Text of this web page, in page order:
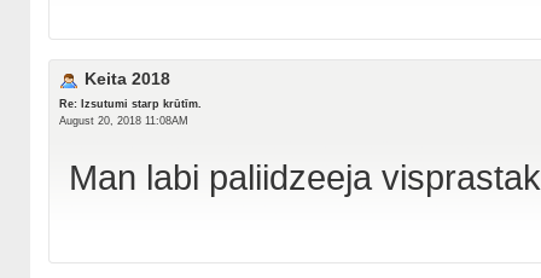
Keita 2018
Re: Izsutumi starp krūtīm.
August 20, 2018 11:08AM
Man labi paliidzeeja